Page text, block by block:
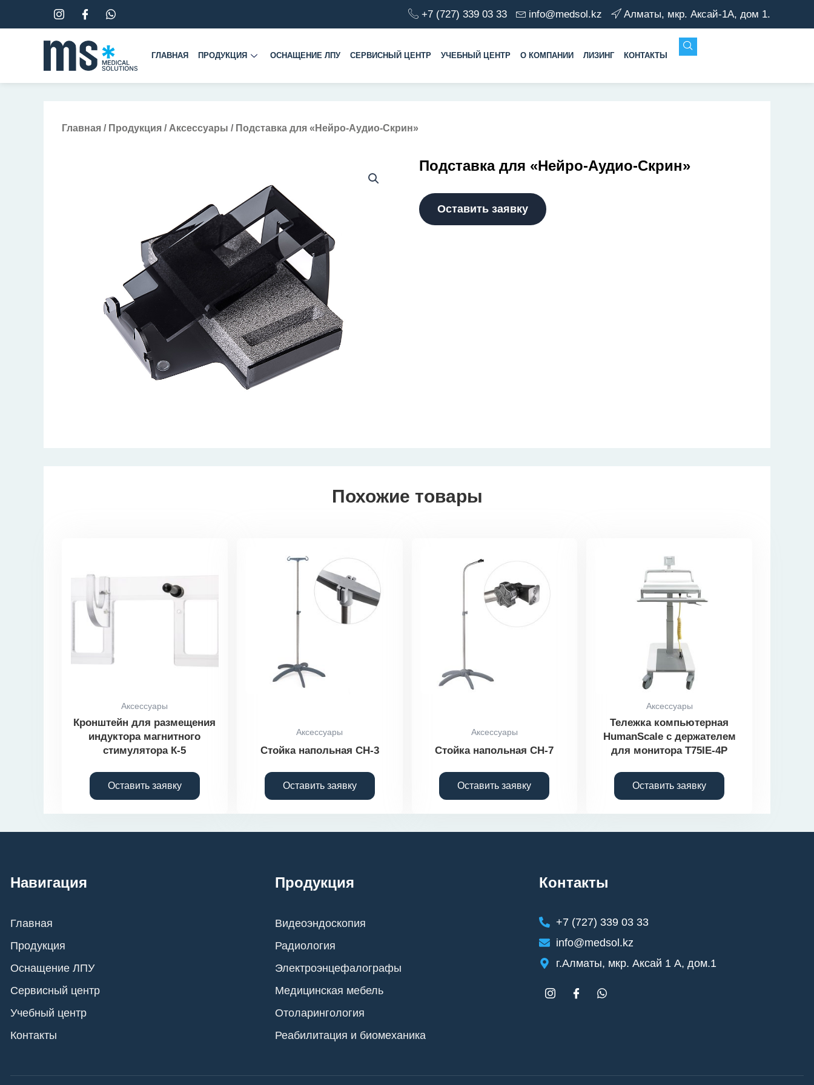
к
содержимому
+7 (727) 339 03 33 info@medsol.kz Алматы, мкр. Аксай-1А, дом 1.
ГЛАВНАЯ ПРОДУКЦИЯ ОСНАЩЕНИЕ ЛПУ СЕРВИСНЫЙ ЦЕНТР УЧЕБНЫЙ ЦЕНТР О КОМПАНИИ ЛИЗИНГ КОНТАКТЫ
Главная / Продукция / Аксессуары / Подставка для «Нейро-Аудио-Скрин»
Подставка для «Нейро-Аудио-Скрин»
Оставить заявку
Похожие товары
Аксессуары
Кронштейн для размещения
индуктора магнитного
стимулятора К-5
Оставить заявку
Аксессуары
Стойка напольная СН-3
Оставить заявку
Аксессуары
Стойка напольная СН-7
Оставить заявку
Аксессуары
Тележка компьютерная
HumanScale с держателем
для монитора T75IE-4P
Оставить заявку
Навигация
Главная
Продукция
Оснащение ЛПУ
Сервисный центр
Учебный центр
Контакты
Продукция
Видеоэндоскопия
Радиология
Электроэнцефалографы
Медицинская мебель
Отоларингология
Реабилитация и биомеханика
Контакты
+7 (727) 339 03 33
info@medsol.kz
г.Алматы, мкр. Аксай 1 А, дом.1